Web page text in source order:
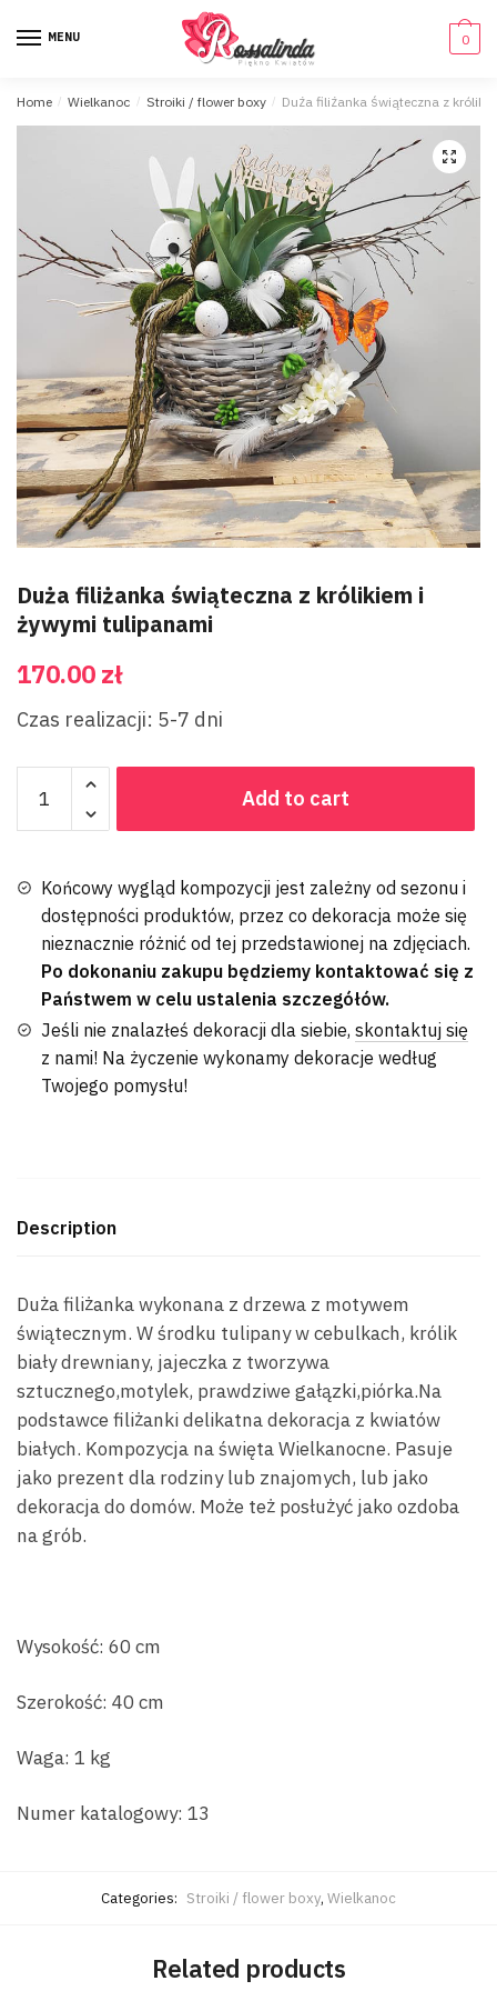
MENU 0
Home / Wielkanoc / Stroiki / flower boxy / Duża filiżanka świąteczna z
Duża filiżanka świąteczna z królikiem i
żywymi tulipanami
170.00 zł
Czas realizacji: 5-7 dni
Add to cart
Końcowy wygląd kompozycji jest zależny od sezonu i
dostępności produktów, przez co dekoracja może się
nieznacznie różnić od tej przedstawionej na zdjęciach.
Po dokonaniu zakupu będziemy kontaktować się z
Państwem w celu ustalenia szczegółów.
Jeśli nie znalazłeś dekoracji dla siebie, skontaktuj się
z nami! Na życzenie wykonamy dekoracje według
Twojego pomysłu!
Description
Duża filiżanka wykonana z drzewa z motywem
świątecznym. W środku tulipany w cebulkach, królik
biały drewniany, jajeczka z tworzywa
sztucznego,motylek, prawdziwe gałązki,piórka.Na
podstawce filiżanki delikatna dekoracja z kwiatów
białych. Kompozycja na święta Wielkanocne. Pasuje
jako prezent dla rodziny lub znajomych, lub jako
dekoracja do domów. Może też posłużyć jako ozdoba
na grób.
Wysokość: 60 cm
Szerokość: 40 cm
Waga: 1 kg
Numer katalogowy: 13
Categories: Stroiki / flower boxy, Wielkanoc
Related products